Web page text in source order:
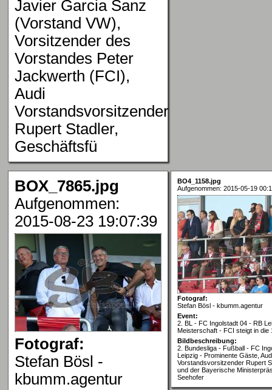
Javier Garcia Sanz
(Vorstand VW),
Vorsitzender des
Vorstandes Peter
Jackwerth (FCI),
Audi
Vorstandsvorsitzender
Rupert Stadler,
Geschäftsfü
BOX_7865.jpg
Aufgenommen:
2015-08-23 19:07:39
Fotograf:
Stefan Bösl -
kbumm.agentur
BO4_1158.jpg
Aufgenommen: 2015-05-19
Fotograf:
Stefan Bösl - kbumm.agentur
Event:
2. BL - FC Ingolstadt 04 - RB
Meisterschaft - FCI steigt in die
Bildbeschreibung:
2. Bundesliga - Fußball - FC
Leipzig - Prominente Gäste,
Vorstandsvorsitzender Rupert
und der Bayerische
Seehofer